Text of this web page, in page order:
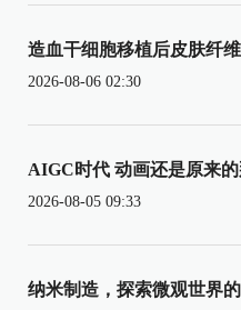
造血干细胞移植后皮肤纤
2026-08-06 02:30
AIGC时代 动画还是原来
2026-08-05 09:33
纳米制造，探索微观世界